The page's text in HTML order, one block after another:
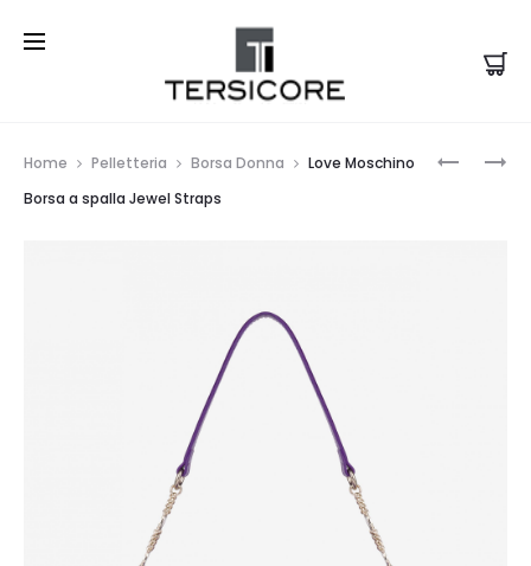
LOVE
Home Pelletteria Borsa Donna
Love Moschino
Borsa a spalla Jewel Straps